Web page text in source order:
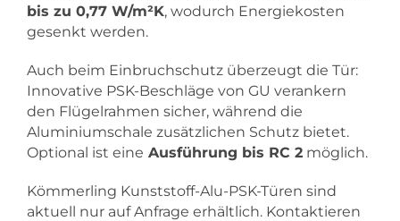
bis zu 0,77 W/m²K, wodurch Energiekosten
gesenkt werden.
Auch beim Einbruchschutz überzeugt die Tür:
Innovative PSK-Beschläge von GU verankern
den Flügelrahmen sicher, während die
Aluminiumschale zusätzlichen Schutz bietet.
Optional ist eine Ausführung bis RC 2 möglich.
Kömmerling Kunststoff-Alu-PSK-Türen sind
aktuell nur auf Anfrage erhältlich. Kontaktieren